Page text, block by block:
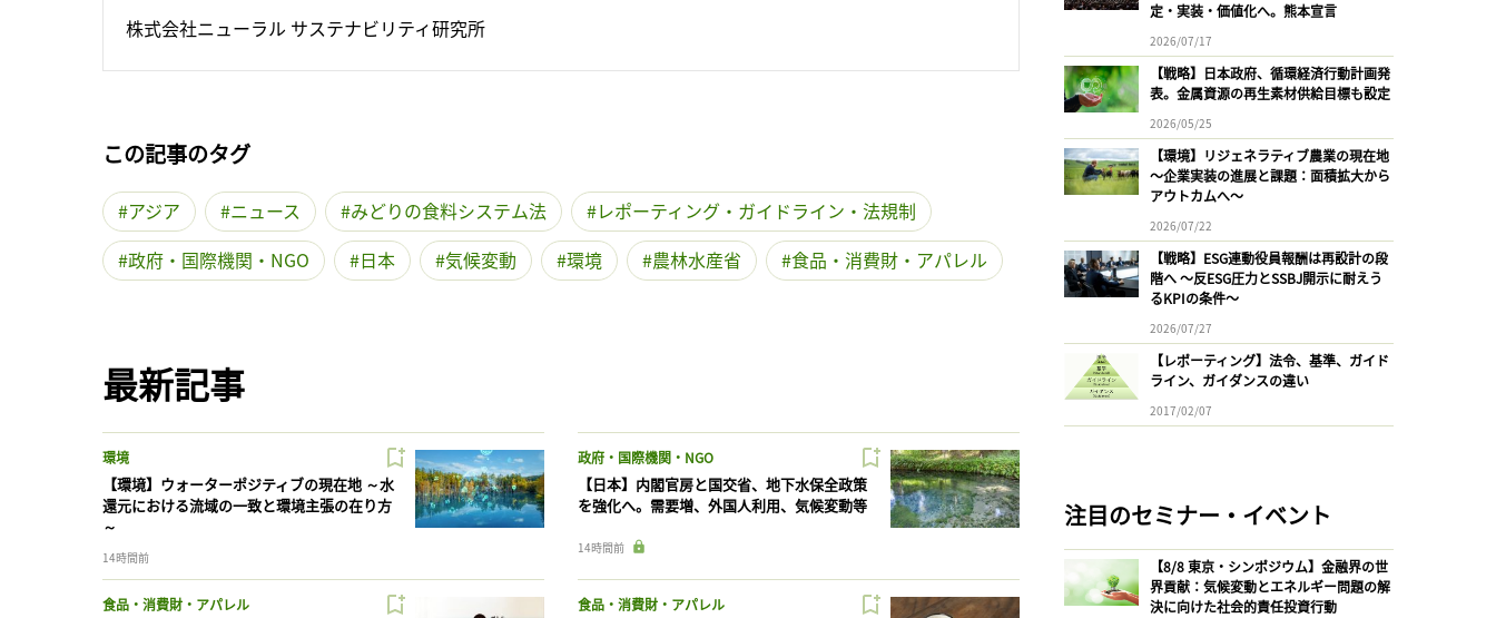
株式会社ニューラル サステナビリティ研究所
この記事のタグ
アジア ニュース みどりの食料システム法
レポーティング・ガイドライン・法規制
政府・国際機関・NGO
日本 気候変動 環境 農林水産省 食品・消費財・アパレル
最新記事
環境
【環境】ウォーターポジティブの現在地 ～水
還元における流域の一致と環境主張の在り方
～
14時間前
政府・国際機関・NGO
【日本】内閣官房と国交省、地下水保全政策
を強化へ。需要増、外国人利用、気候変動等
14時間前
食品・消費財・アパレル 食品・消費財・アパレル
定・実装・価値化へ。熊本宣言
2026/07/17
【戦略】日本政府、循環経済行動計画発
表。金属資源の再生素材供給目標も設定
2026/05/25
【環境】リジェネラティブ農業の現在地
〜企業実装の進展と課題：面積拡大から
アウトカムへ〜
2026/07/22
【戦略】ESG連動役員報酬は再設計の段
階へ 〜反ESG圧力とSSBJ開示に耐えう
るKPIの条件〜
2026/07/27
【レポーティング】法令、基準、ガイド
ライン、ガイダンスの違い
2017/02/07
注目のセミナー・イベント
【8/8 東京・シンポジウム】金融界の世
界貢献：気候変動とエネルギー問題の解
決に向けた社会的責任投資行動